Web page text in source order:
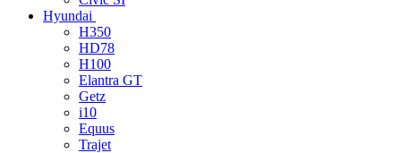
Hyundai
H350
HD78
H100
Elantra GT
Getz
i10
Equus
Trajet